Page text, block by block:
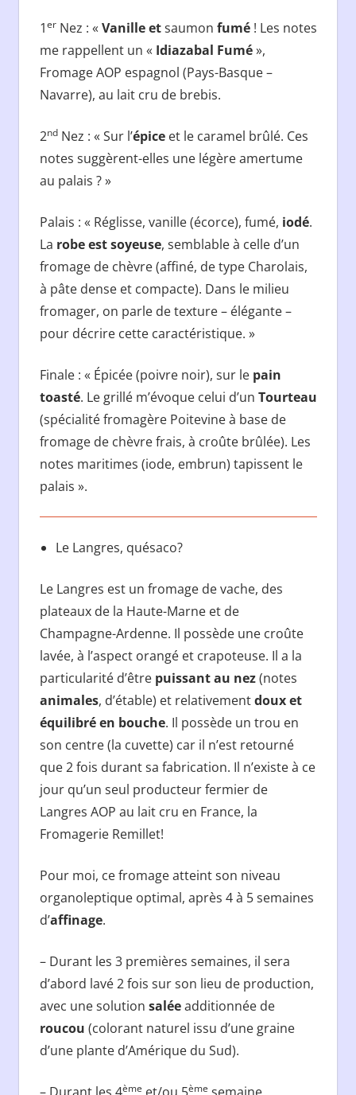
1erNez : «Vanille etsaumon fumé! Les notes
me rappellent un « Idiazabal Fumé»,
Fromage AOP espagnol (Pays-Basque –
Navarre), au lait cru de brebis.
2ndNez : « Sur l’épiceet le caramel brûlé. Ces
notes suggèrent-elles une légère amertume
au palais ? »
Palais : « Réglisse, vanille (écorce), fumé, iodé.
La robe est soyeuse, semblable à celle d’un
fromage de chèvre (affiné, de type Charolais,
à pâte dense et compacte). Dans le milieu
fromager, on parle de texture – élégante –
pour décrire cette caractéristique. »
Finale : « Épicée (poivre noir), sur le pain
toasté. Le grillé m’évoque celui d’un Tourteau
(spécialité fromagère Poitevine à base de
fromage de chèvre frais, à croûte brûlée). Les
notes maritimes (iode, embrun) tapissent le
palais ».
Le Langres, quésaco?
Le Langres est un fromage de vache, des
plateaux de la Haute-Marne et de
Champagne-Ardenne. Il possède une croûte
lavée, à l’aspect orangé et crapoteuse. Il a la
particularité d’être puissant au nez(notes
animales, d’étable) et relativementdoux et
équilibré en bouche. Il possède un trou en
son centre (la cuvette) car il n’est retourné
que 2 fois durant sa fabrication. Il n’existe à ce
jour qu’un seul producteur fermier de
Langres AOP au lait cru en France, la
Fromagerie Remillet!
Pour moi, ce fromage atteint son niveau
organoleptique optimal, après 4 à 5 semaines
d’affinage.
– Durant les 3 premières semaines, il sera
d’abord lavé 2 fois sur son lieu de production,
avec une solution saléeadditionnée de
roucou (colorant naturel issu d’une graine
d’une plante d’Amérique du Sud).
ème ème